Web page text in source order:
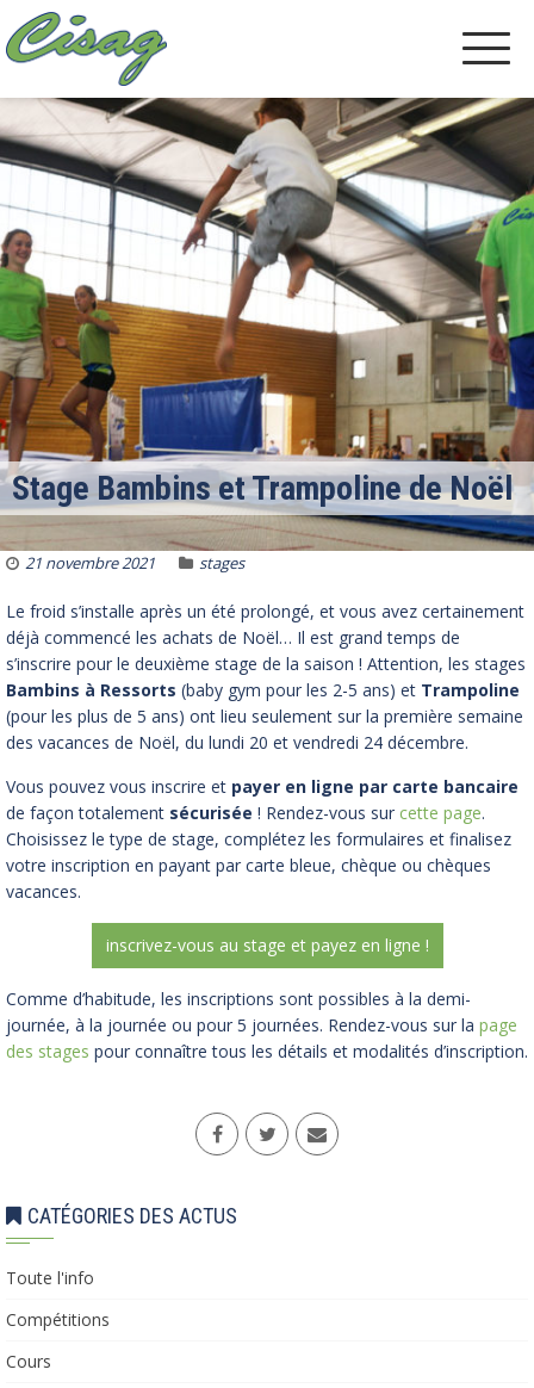
Stage Bambins et Trampoline de Noël
21 novembre 2021 stages
Le froid s’installe après un été prolongé, et vous avez certainement
déjà commencé les achats de Noël… Il est grand temps de
s’inscrire pour le deuxième stage de la saison ! Attention, les stages
Bambins à Ressorts (baby gym pour les 2-5 ans) et Trampoline
(pour les plus de 5 ans) ont lieu seulement sur la première semaine
des vacances de Noël, du lundi 20 et vendredi 24 décembre.
Vous pouvez vous inscrire et payer en ligne par carte bancaire
de façon totalement sécurisée ! Rendez-vous sur cette page.
Choisissez le type de stage, complétez les formulaires et finalisez
votre inscription en payant par carte bleue, chèque ou chèques
vacances.
inscrivez-vous au stage et payez en ligne !
Comme d’habitude, les inscriptions sont possibles à la demi-
journée, à la journée ou pour 5 journées. Rendez-vous sur la page
des stages pour connaître tous les détails et modalités d’inscription.
CATÉGORIES DES ACTUS
Toute l'info
Compétitions
Cours